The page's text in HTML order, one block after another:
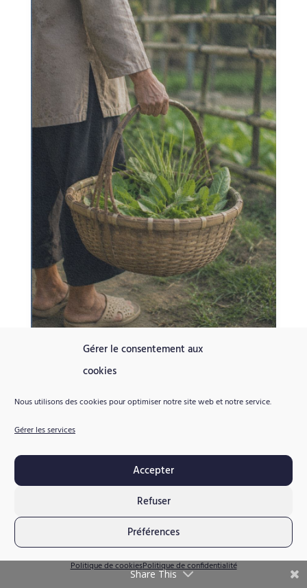
Gérer le consentement aux
cookies
Nous utilisons des cookies pour optimiser notre site web et notre service.
Gérer les services
Accepter
Refuser
Préférences
Politique de cookiesPolitique de confidentialité
Panier en bambou
Un objet simple qui témoigne du lien entre
artisanat, agriculture et adaptation aux
Prolonger la
découverte
Les cultures vietnamiennes se découvrent aussi à travers les
livres, les territoires et les savoir-faire qui relient les sociétés
à leur histoire et à leur environnement.
Share This